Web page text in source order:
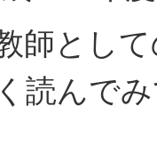
師として
読んで